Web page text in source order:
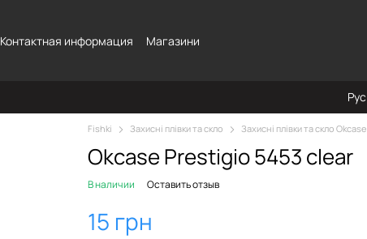
Контактная информация Магазини
Рус
Fishki Захисні плівки та скло Захисні плівки та скло Okcase
Okcase Prestigio 5453 clear
В наличии Оставить отзыв
15 грн